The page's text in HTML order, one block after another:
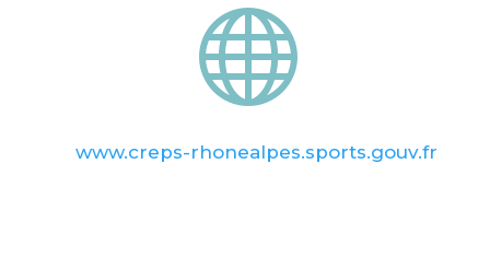

www.creps-rhonealpes.sports.gouv.fr